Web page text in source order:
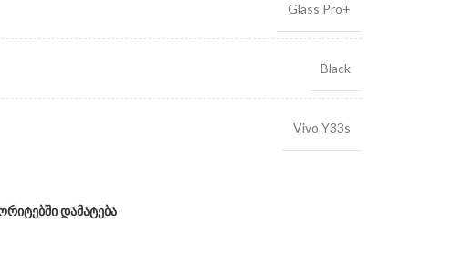
Glass Pro+
Black
Vivo Y33s
დამატება